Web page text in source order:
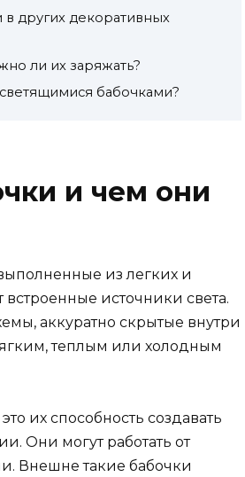
других декоративных
ли их заряжать?
бабочками?
и чем они
из легких и
источники света.
аккуратно скрытые внутри
теплым или холодным
их способность создавать
Они могут работать от
Внешне такие бабочки